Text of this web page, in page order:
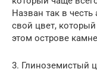
Назван так в
свой цвет,
этом острове
3. Глиноземистый